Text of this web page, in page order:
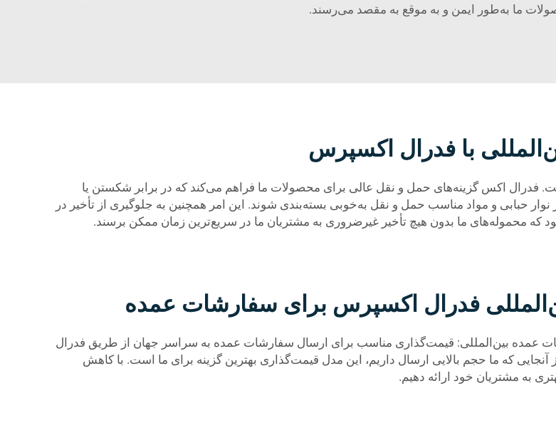
ما به‌طور ایمن و به موقع به مقصد می‌رسند.
با فدرال اکسپرس
فدرال اکس گزینه‌های حمل و نقل عالی برای محصولات ما فراهم می‌کند که در برابر شکستن یا
نوار حبابی و مواد مناسب حمل و نقل به‌خوبی بسته‌بندی شوند. این امر همچنین به جلوگیری از تأخیر در
محموله‌های ما بدون هیچ تأخیر غیرضروری به مشتریان ما در سریع‌ترین زمان ممکن برسند.
فدرال اکسپرس برای سفارشات عمده
عمده بین‌المللی: قیمت‌گذاری مناسب برای ارسال سفارشات عمده به سراسر جهان از طریق فدرال
که ما حجم بالایی ارسال داریم، این مدل قیمت‌گذاری بهترین گزینه برای ما است. با کاهش
به مشتریان خود ارائه دهیم.